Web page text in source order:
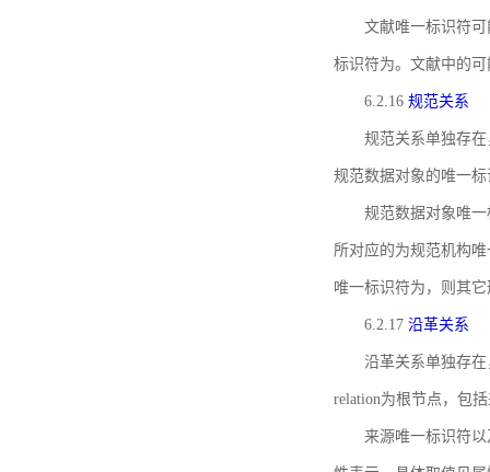
文献唯一标识符
标识符为。文献中的
6.2.16 规范关系
规范关系单独存
规范数据对象的唯一
规范数据对象唯一
所对应的为规范机构
唯一标识符为，则其
6.2.17 沿革关系
沿革关系单独存
relation为根节点，包
来源唯一标识符以